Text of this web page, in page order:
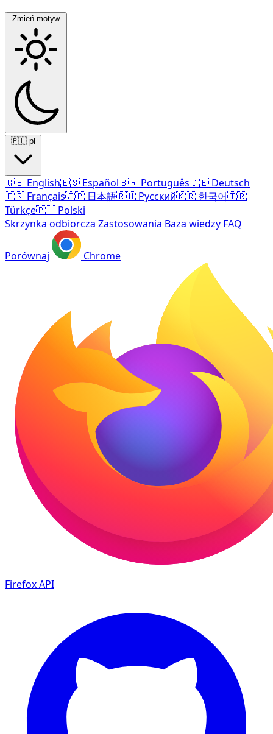
Zmień motyw
🇵🇱 pl
🇬🇧 English🇪🇸 Español🇧🇷 Português🇩🇪 Deutsch
🇫🇷 Français🇯🇵 日本語🇷🇺 Русский🇰🇷 한국어🇹🇷
Türkçe🇵🇱 Polski
Skrzynka odbiorcza Zastosowania Baza wiedzy FAQ
Porównaj Chrome
FirefoxAPI